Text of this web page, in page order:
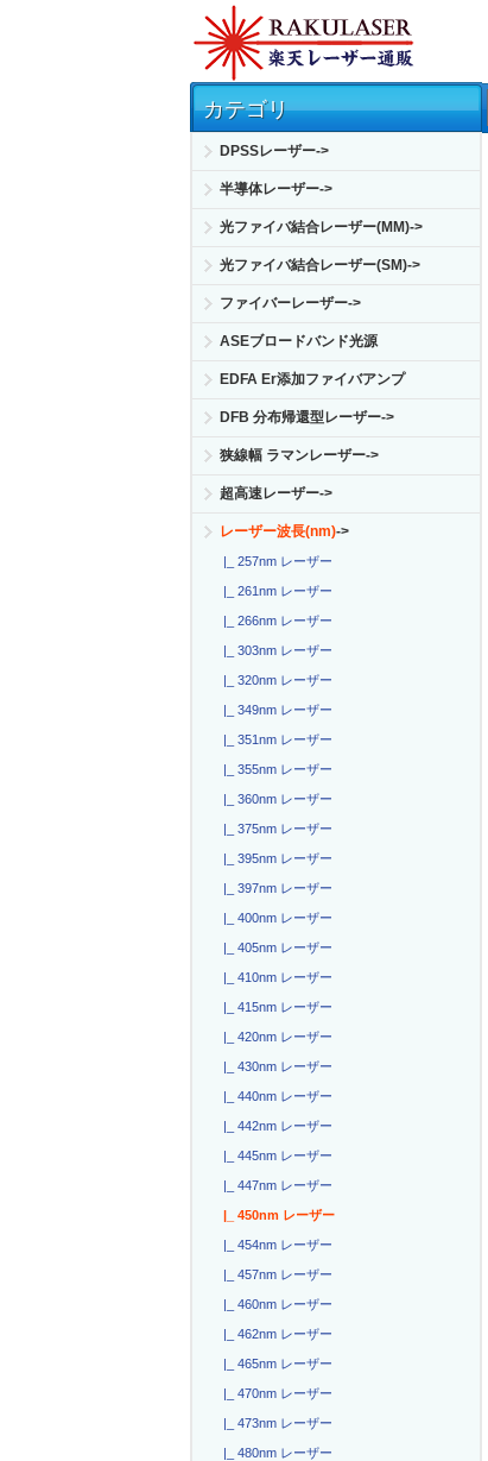
カテゴリ
DPSSレーザー->
半導体レーザー->
光ファイバ結合レーザー(MM)->
光ファイバ結合レーザー(SM)->
ファイバーレーザー->
ASEブロードバンド光源
EDFA Er添加ファイバアンプ
DFB 分布帰還型レーザー->
狭線幅 ラマンレーザー->
超高速レーザー->
レーザー波長(nm)->
|_ 257nm レーザー
|_ 261nm レーザー
|_ 266nm レーザー
|_ 303nm レーザー
|_ 320nm レーザー
|_ 349nm レーザー
|_ 351nm レーザー
|_ 355nm レーザー
|_ 360nm レーザー
|_ 375nm レーザー
|_ 395nm レーザー
|_ 397nm レーザー
|_ 400nm レーザー
|_ 405nm レーザー
|_ 410nm レーザー
|_ 415nm レーザー
|_ 420nm レーザー
|_ 430nm レーザー
|_ 440nm レーザー
|_ 442nm レーザー
|_ 445nm レーザー
|_ 447nm レーザー
|_ 450nm レーザー
|_ 454nm レーザー
|_ 457nm レーザー
|_ 460nm レーザー
|_ 462nm レーザー
|_ 465nm レーザー
|_ 470nm レーザー
|_ 473nm レーザー
|_ 480nm レーザー